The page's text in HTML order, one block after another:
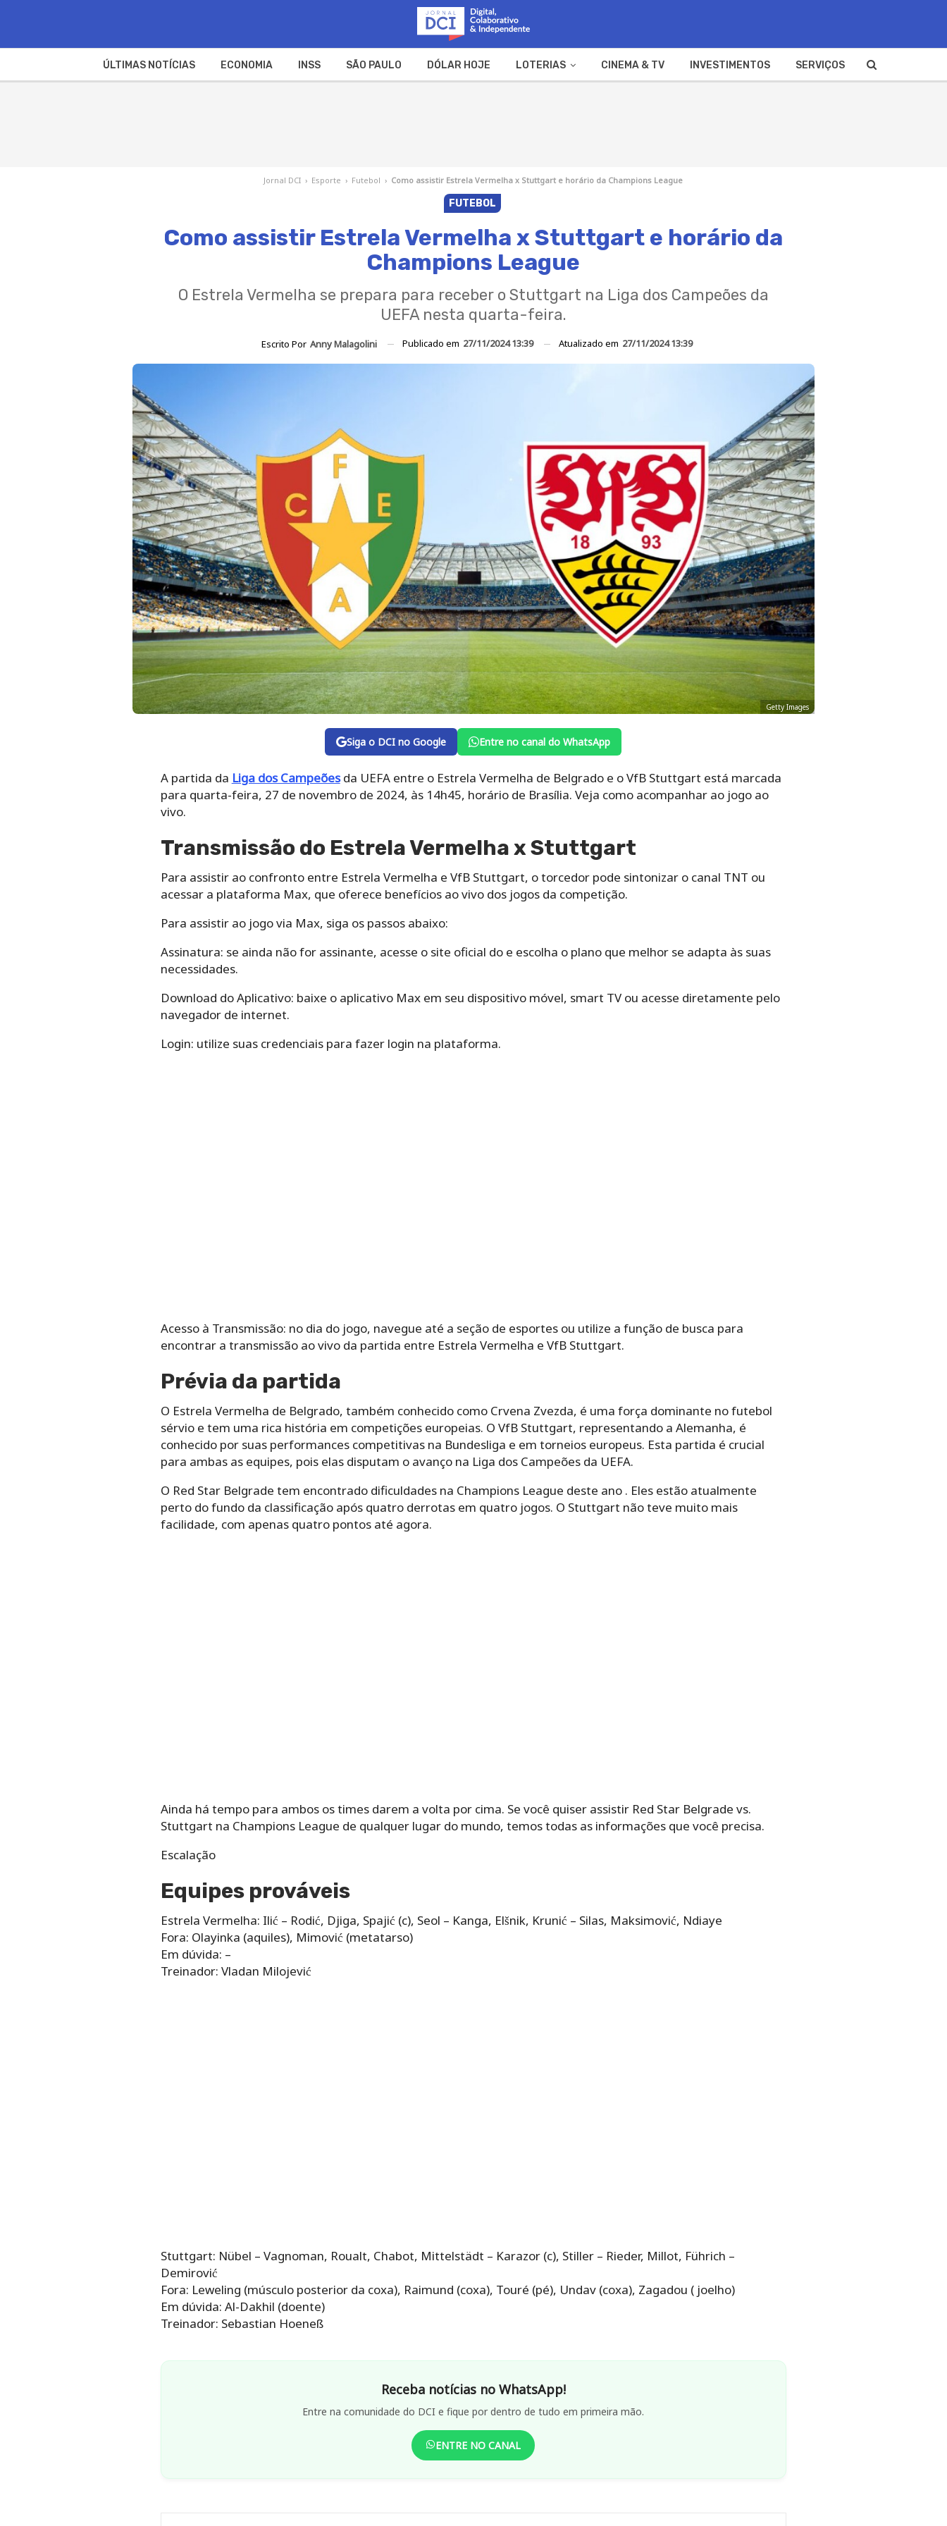
ÚLTIMAS NOTÍCIAS ECONOMIA INSS SÃO PAULO DÓLAR HOJE LOTERIAS CINEMA & TV INVESTIMENTOS SERVIÇOS
Jornal DCI › Esporte › Futebol › Como assistir Estrela Vermelha x Stuttgart e horário da Champions League
FUTEBOL
Como assistir Estrela Vermelha x Stuttgart e horário da
Champions League
O Estrela Vermelha se prepara para receber o Stuttgart na Liga dos Campeões da
UEFA nesta quarta-feira.
Escrito Por Anny Malagolini Publicado em 27/11/2024 13:39 Atualizado em 27/11/2024 13:39
Getty Images
Siga o DCI no Google Entre no canal do WhatsApp
A partida da Liga dos Campeõesda UEFA entre o Estrela Vermelha de Belgrado e o VfB Stuttgart está marcada
para quarta-feira, 27 de novembro de 2024, às 14h45, horário de Brasília. Veja como acompanhar ao jogo ao
vivo.
Transmissão do Estrela Vermelha x Stuttgart
Para assistir ao confronto entre Estrela Vermelha e VfB Stuttgart, o torcedor pode sintonizar o canal TNT ou
acessar a plataforma Max, que oferece benefícios ao vivo dos jogos da competição.
Para assistir ao jogo via Max, siga os passos abaixo:
Assinatura: se ainda não for assinante, acesse o site oficial do e escolha o plano que melhor se adapta às suas
necessidades.
Download do Aplicativo: baixe o aplicativo Max em seu dispositivo móvel, smart TV ou acesse diretamente pelo
navegador de internet.
Login: utilize suas credenciais para fazer login na plataforma.
Acesso à Transmissão: no dia do jogo, navegue até a seção de esportes ou utilize a função de busca para
encontrar a transmissão ao vivo da partida entre Estrela Vermelha e VfB Stuttgart.
Prévia da partida
O Estrela Vermelha de Belgrado, também conhecido como Crvena Zvezda, é uma força dominante no futebol
sérvio e tem uma rica história em competições europeias. O VfB Stuttgart, representando a Alemanha, é
conhecido por suas performances competitivas na Bundesliga e em torneios europeus. Esta partida é crucial
para ambas as equipes, pois elas disputam o avanço na Liga dos Campeões da UEFA.
O Red Star Belgrade tem encontrado dificuldades na Champions League deste ano . Eles estão atualmente
perto do fundo da classificação após quatro derrotas em quatro jogos. O Stuttgart não teve muito mais
facilidade, com apenas quatro pontos até agora.
Ainda há tempo para ambos os times darem a volta por cima. Se você quiser assistir Red Star Belgrade vs.
Stuttgart na Champions League de qualquer lugar do mundo, temos todas as informações que você precisa.
Escalação
Equipes prováveis
Estrela Vermelha: Ilić – Rodić, Djiga, Spajić (c), Seol – Kanga, Elšnik, Krunić – Silas, Maksimović, Ndiaye
Fora: Olayinka (aquiles), Mimović (metatarso)
Em dúvida: –
Treinador: Vladan Milojević
Stuttgart: Nübel – Vagnoman, Roualt, Chabot, Mittelstädt – Karazor (c), Stiller – Rieder, Millot, Führich –
Demirović
Fora: Leweling (músculo posterior da coxa), Raimund (coxa), Touré (pé), Undav (coxa), Zagadou ( joelho)
Em dúvida: Al-Dakhil (doente)
Treinador: Sebastian Hoeneß
Receba notícias no WhatsApp!
Entre na comunidade do DCI e fique por dentro de tudo em primeira mão.
ENTRE NO CANAL